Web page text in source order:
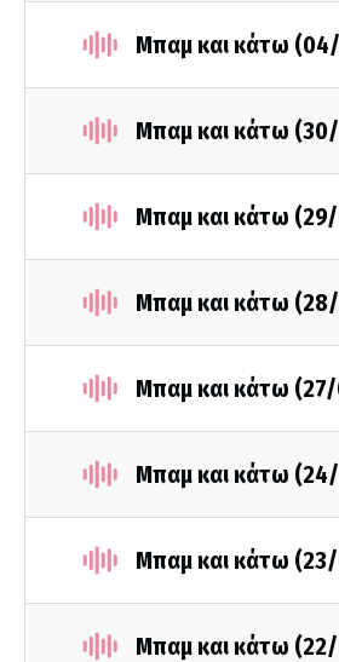
Μπαμ και κάτω
Μπαμ και κάτω
Μπαμ και κάτω
Μπαμ και κάτω
Μπαμ και κάτω
Μπαμ και κάτω
Μπαμ και κάτω
Μπαμ και κάτω